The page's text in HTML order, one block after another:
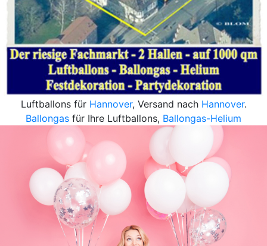
Luftballons für Hannover, Versand nach Hannover.
Ballongas für Ihre Luftballons, Ballongas-Helium